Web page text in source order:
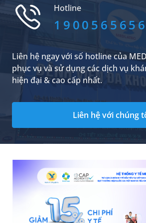
nhiều biến chứng liên
bao nhiêu thì phải uống
số này bằng cách nào?
thông tin liên quan qua
bài viết sau đây.
Hotline
1900565656
Liên hệ ngay với số hotline của
phục vụ và sử dụng các dịch vụ
hiện đại & cao cấp nhất.
Liên hệ với chúng